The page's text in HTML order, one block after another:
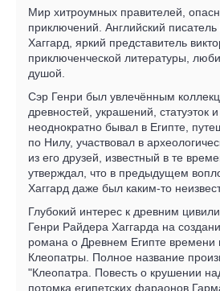
Мир хитроумных правителей,
приключений. Английский
Хаггард, яркий представитель
приключенческой литературы,
душой.
Сэр Генри был увлечённым
древностей, украшений, статуэток
неоднократно бывал в Египте,
по Нилу, участвовал в
из его друзей, известный в те
утверждал, что в предыдущем
Хаггард даже был каким-то
Глубокий интерес к древним
Генри Райдера Хаггарда на
романа о Древнем Египте времени
Клеопатры. Полное название
"Клеопатра. Повесть о крушении
потомка египетских фараонов